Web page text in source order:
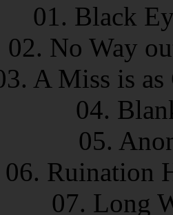
01. Black
02. No Way
A Miss is
04.
05.
06. Ruination
07. Long